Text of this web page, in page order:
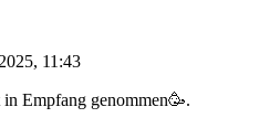
11:43
Empfang genommen🥳.